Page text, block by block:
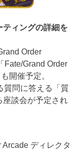
ティングの詳細を
Order
Fate/Grand Order
開催予定。
質問に答える「質
座談会が予定され
ディレクタ